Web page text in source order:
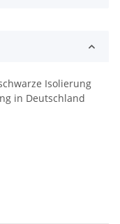
Isolierung
in Deutschland